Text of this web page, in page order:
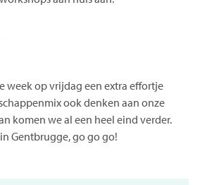
week op vrijdag een extra effortje
ook denken aan onze
komen we al een heel eind verder.
Gentbrugge, go go go!